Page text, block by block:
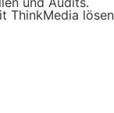
ThinkMedia lösen